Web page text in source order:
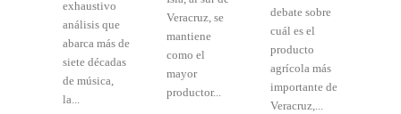
exhaustivo
análisis que
abarca más de
siete décadas
de música,
la...
Veracruz, se
mantiene
como el
mayor
productor...
debate sobre
cuál es el
producto
agrícola más
importante de
Veracruz,...